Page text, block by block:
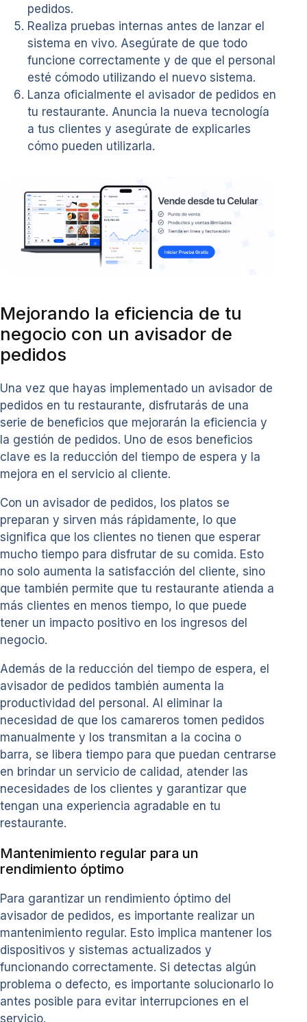
pedidos.
Realiza pruebas internas antes de lanzar el
sistema en vivo. Asegúrate de que todo
funcione correctamente y de que el personal
esté cómodo utilizando el nuevo sistema.
Lanza oficialmente el avisador de pedidos en
tu restaurante. Anuncia la nueva tecnología
a tus clientes y asegúrate de explicarles
cómo pueden utilizarla.
Mejorando la eficiencia de tu
negocio con un avisador de
pedidos
Una vez que hayas implementado un avisador de
pedidos en tu restaurante, disfrutarás de una
serie de beneficios que mejorarán la eficiencia y
la gestión de pedidos. Uno de esos beneficios
clave es la reducción del tiempo de espera y la
mejora en el servicio al cliente.
Con un avisador de pedidos, los platos se
preparan y sirven más rápidamente, lo que
significa que los clientes no tienen que esperar
mucho tiempo para disfrutar de su comida. Esto
no solo aumenta la satisfacción del cliente, sino
que también permite que tu restaurante atienda a
más clientes en menos tiempo, lo que puede
tener un impacto positivo en los ingresos del
negocio.
Además de la reducción del tiempo de espera, el
avisador de pedidos también aumenta la
productividad del personal. Al eliminar la
necesidad de que los camareros tomen pedidos
manualmente y los transmitan a la cocina o
barra, se libera tiempo para que puedan centrarse
en brindar un servicio de calidad, atender las
necesidades de los clientes y garantizar que
tengan una experiencia agradable en tu
restaurante.
Mantenimiento regular para un
rendimiento óptimo
Para garantizar un rendimiento óptimo del
avisador de pedidos, es importante realizar un
mantenimiento regular. Esto implica mantener los
dispositivos y sistemas actualizados y
funcionando correctamente. Si detectas algún
problema o defecto, es importante solucionarlo lo
antes posible para evitar interrupciones en el
servicio.